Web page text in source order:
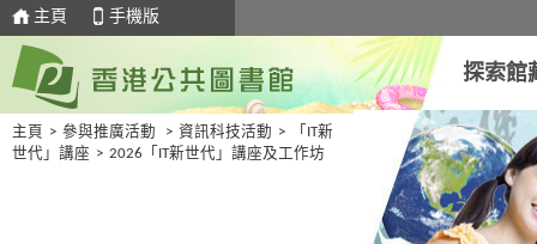
主頁 手機版
探索館
主頁 > 參與推廣活動 > 資訊科技活動 >
「IT新
世代」講座 > 2026「IT新世代」講座及工作坊